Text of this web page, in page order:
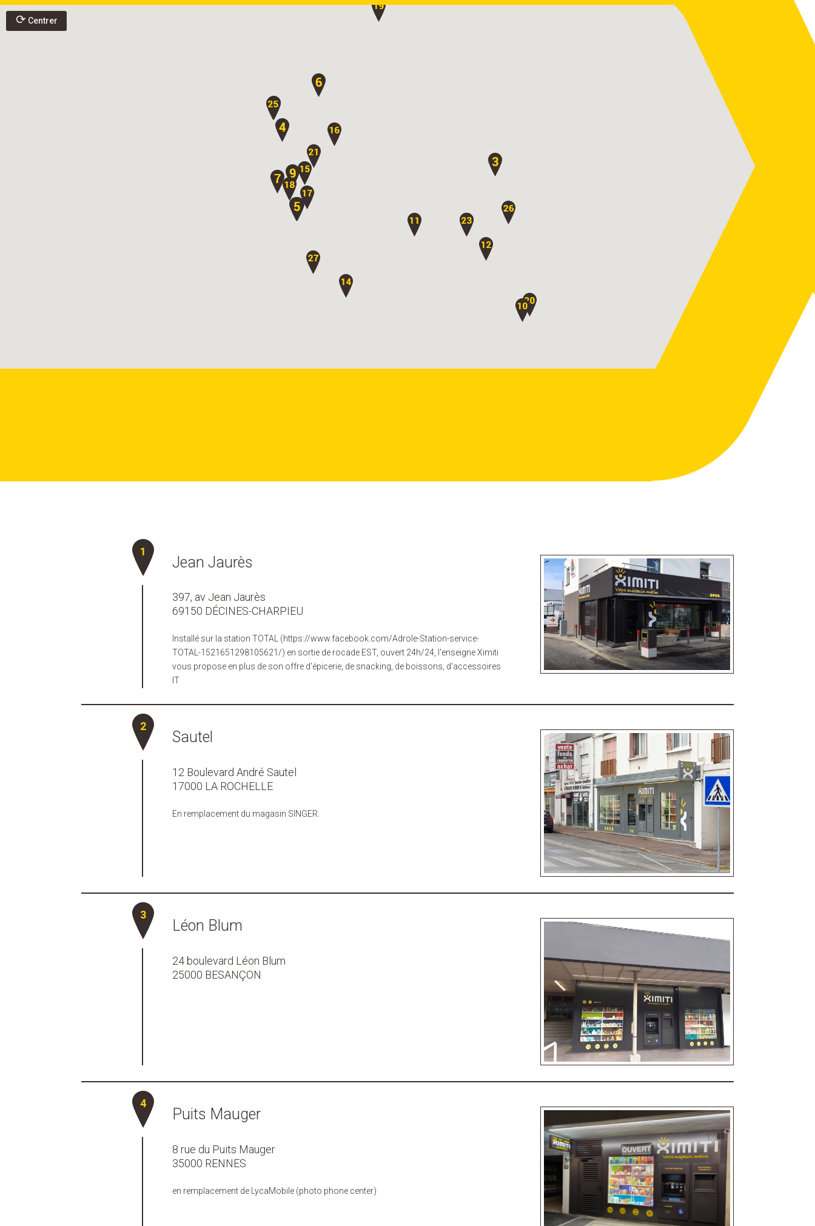
⟳ Centrer
Jean Jaurès
397, av Jean Jaurès
69150 DÉCINES-CHARPIEU
Installé sur la station TOTAL (https://www.facebook.com/Adrole-Station-service-
TOTAL-1521651298105621/) en sortie de rocade EST, ouvert 24h/24, l'enseigne Ximiti
vous propose en plus de son offre d'épicerie, de snacking, de boissons, d'accessoires
IT
Sautel
12 Boulevard André Sautel
17000 LA ROCHELLE
En remplacement du magasin SINGER.
Léon Blum
24 boulevard Léon Blum
25000 BESANÇON
Puits Mauger
8 rue du Puits Mauger
35000 RENNES
en remplacement de LycaMobile (photo phone center)